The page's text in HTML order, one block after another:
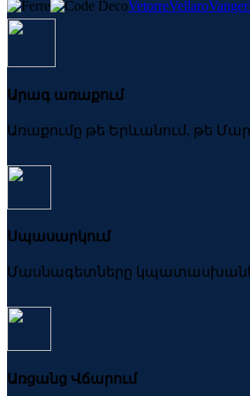
VetorreVellaroVanger
Արագ առաքում
Առաքումը թե Երևանում, թե
Սպասարկում
Մասնագետները կպատասխանեն
Առցանց Վճարում